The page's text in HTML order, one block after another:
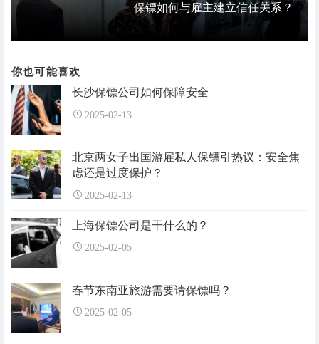
保镖如何与雇主建立信任关系？
你也可能喜欢
长沙保镖公司如何保障安全
2025-02-13
北京两女子出国游雇私人保镖引热议：安全焦
虑还是过度保护？
2025-02-13
上海保镖公司是干什么的？
2025-02-05
春节东南亚旅游需要请保镖吗？
2025-02-05